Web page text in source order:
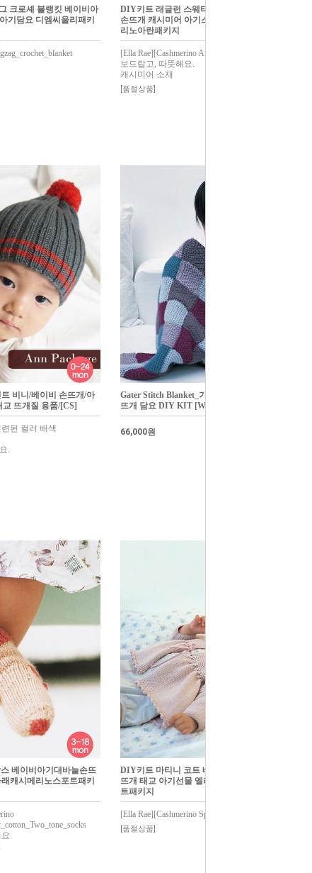
크로셰 블랭킷 베이비아
기담요 디엠씨울리패키
DIY키트 래글런 스웨터 베이비아기대바늘
손뜨개 캐시미어 아기스웨터 엘라래캐시메
리노아란패키지
[Ella Rae][Cashmerino Aran]Raglan_sweater
보드랍고, 따뜻해요.
캐시미어 소재
[품절상품]
비니/베이비 손뜨개/아
뜨개질 용품/[CS]
된 컬러 배색
.
Gater Stitch Blanket_가터 스티치 블랑킷/손
뜨개 담요 DIY KIT [W5]
66,000원
베이비아기대바늘손뜨
캐시메리노스포트패키
.
DIY키트 마티니 코트 베이비아기대바늘손
뜨개 태교 아기선물 엘라래캐시메리노스포
트패키지
[Ella Rae][Cashmerino Sport]Matinee_coat
[품절상품]